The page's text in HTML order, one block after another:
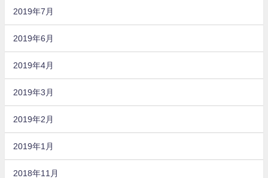
2019年7月
2019年6月
2019年4月
2019年3月
2019年2月
2019年1月
2018年11月